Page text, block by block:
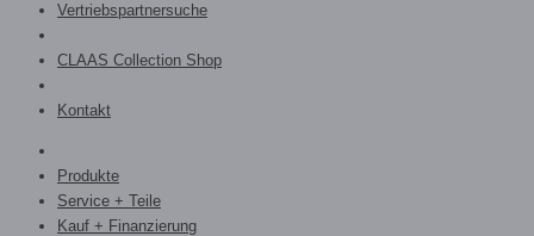
Vertriebspartnersuche
CLAAS Collection Shop
Kontakt
Produkte
Service + Teile
Kauf + Finanzierung